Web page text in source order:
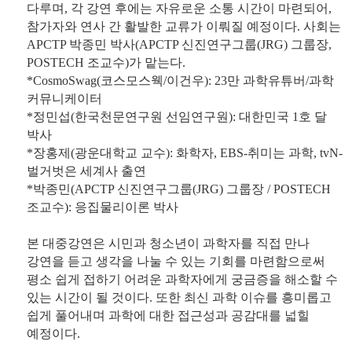
다루며, 각 강연 후에는 자유로운 소통 시간이 마련되어,
참가자와 연사 간 활발한 교류가 이뤄질 예정이다. 사회는
APCTP 박종민 박사(APCTP 신진연구그룹(JRG) 그룹장,
POSTECH 조교수)가 맡는다.
*CosmoSwag(코스모스웩/이건우): 23만 과학유튜버/과학
커뮤니케이터
*정민섭(한국천문연구원 선임연구원): 대한민국 1호 달
박사
*장홍제(광운대학교 교수): 화학자, EBS-취미는 과학, tvN-
벌거벗은 세계사 출연
*박종민(APCTP 신진연구그룹(JRG) 그룹장 / POSTECH
조교수): 응집물리이론 박사
본 대중강연은 시민과 청소년이 과학자를 직접 만나
강연을 듣고 생각을 나눌 수 있는 기회를 마련함으로써
평소 쉽게 접하기 어려운 과학자에게 궁금증을 해소할 수
있는 시간이 될 것이다. 또한 최신 과학 이슈를 흥미롭고
쉽게 풀어내며 과학에 대한 접근성과 공감대를 넓힐
예정이다.